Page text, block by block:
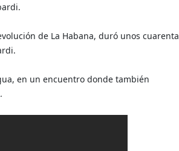
de La Habana, duró unos cuarenta
en un encuentro donde también